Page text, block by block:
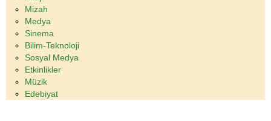
Mizah
Medya
Sinema
Bilim-Teknoloji
Sosyal Medya
Etkinlikler
Müzik
Edebiyat